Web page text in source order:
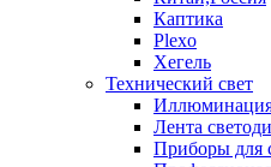
Каптика
Plexo
Хегель
Технический свет
Лента
Приборы для